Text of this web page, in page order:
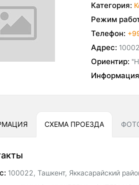
Категория:
Режим
Телефон:
Адрес:
Ориентир:
СХЕМА ПРОЕЗДА
100022, Ташкент, Яккасарайский